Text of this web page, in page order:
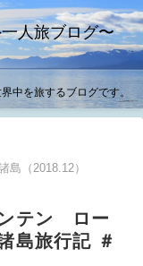
人旅ブログ〜
中を旅するブログです。
島（2018.12）
テン ロー
島旅行記 ＃